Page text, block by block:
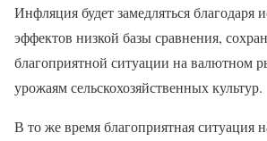
Инфляция будет замедляться благодаря
эффектов низкой базы сравнения,
благоприятной ситуации на валютном
урожаям сельскохозяйственных культур.
В то же время благоприятная ситуация